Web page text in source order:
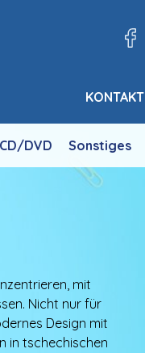
KONTAKT
DVD Sonstiges
mit
Nicht nur für
Design mit
in tschechischen